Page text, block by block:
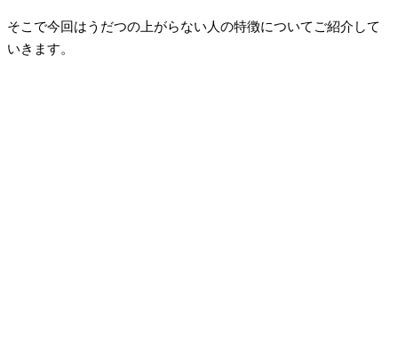
そこで今回はうだつの上がらない人の特徴についてご紹介して
いきます。